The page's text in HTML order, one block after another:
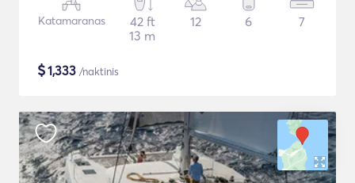
Katamaranas
42 ft
13 m
12 6 7
$1,333 /naktinis